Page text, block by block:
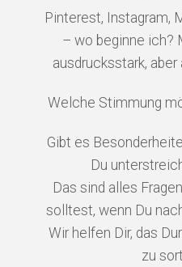
Pinterest, Instagram,
– wo beginne ich?
ausdrucksstark,
Welche Stimmung
Gibt es
Du
Das sind alles
solltest, wenn Du
Wir helfen Dir, das
zu